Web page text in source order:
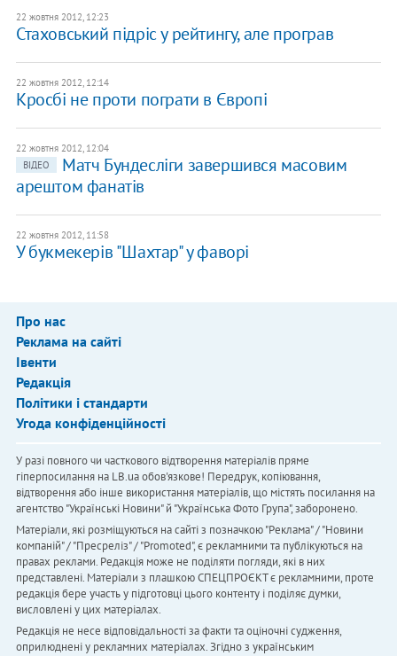
22 жовтня 2012, 12:23
Стаховський підріс у рейтингу, але програв
22 жовтня 2012, 12:14
Кросбі не проти пограти в Європі
22 жовтня 2012, 12:04
ВІДЕО
Матч Бундесліги завершився масовим
арештом фанатів
22 жовтня 2012, 11:58
У букмекерів "Шахтар" у фаворі
Про нас
Реклама на сайті
Івенти
Редакція
Політики і стандарти
Угода конфіденційності
У разі повного чи часткового відтворення матеріалів пряме
гіперпосилання на LB.ua обов'язкове! Передрук, копіювання,
відтворення або інше використання матеріалів, що містять посилання на
агентство "Українськi Новини" й "Українська Фото Група", заборонено.
Матеріали, які розміщуються на сайті з позначкою "Реклама" / "Новини
компаній" / "Пресреліз" / "Promoted", є рекламними та публікуються на
правах реклами. Редакція може не поділяти погляди, які в них
представлені. Матеріали з плашкою СПЕЦПРОЄКТ є рекламними, проте
редакція бере участь у підготовці цього контенту і поділяє думки,
висловлені у цих матеріалах.
Редакція не несе відповідальності за факти та оціночні судження,
оприлюднені у рекламних матеріалах. Згідно з українським